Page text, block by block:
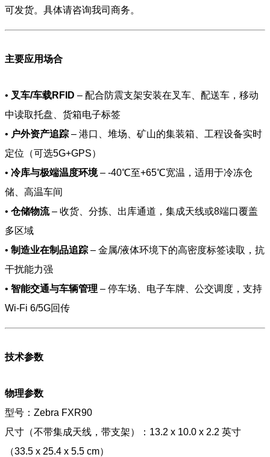
可发货。具体请咨询我司商务。
主要应用场合
• 叉车/车载RFID – 配合防震支架安装在叉车、配送车，移动
中读取托盘、货箱电子标签
• 户外资产追踪 – 港口、堆场、矿山的集装箱、工程设备实时
定位（可选5G+GPS）
• 冷库与极端温度环境– -40℃至+65℃宽温，适用于冷冻仓
储、高温车间
• 仓储物流– 收货、分拣、出库通道，集成天线或8端口覆盖
多区域
• 制造业在制品追踪 – 金属/液体环境下的高密度标签读取，抗
干扰能力强
• 智能交通与车辆管理 – 停车场、电子车牌、公交调度，支持
Wi-Fi 6/5G回传
技术参数
物理参数
型号：Zebra FXR90
尺寸（不带集成天线，带支架）：13.2 x 10.0 x 2.2 英寸
（33.5 x 25.4 x 5.5 cm）